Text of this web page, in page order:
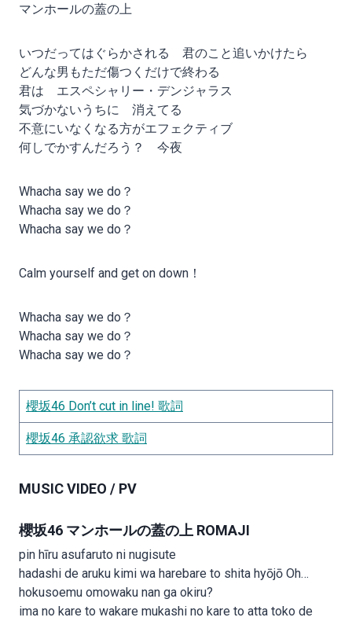
マンホールの蓋の上
いつだってはぐらかされる 君のこと追いかけたら
どんな男もただ傷つくだけで終わる
君は エスペシャリー・デンジャラス
気づかないうちに 消えてる
不意にいなくなる方がエフェクティブ
何しでかすんだろう？ 今夜
Whacha say we do？
Whacha say we do？
Whacha say we do？
Calm yourself and get on down！
Whacha say we do？
Whacha say we do？
Whacha say we do？
櫻坂46 Don’t cut in line! 歌詞
櫻坂46 承認欲求 歌詞
MUSIC VIDEO / PV
櫻坂46 マンホールの蓋の上 ROMAJI
pin hīru asufaruto ni nugisute
hadashi de aruku kimi wa harebare to shita hyōjō Oh…
hokusoemu omowaku nan ga okiru?
ima no kare to wakare mukashi no kare to atta toko de